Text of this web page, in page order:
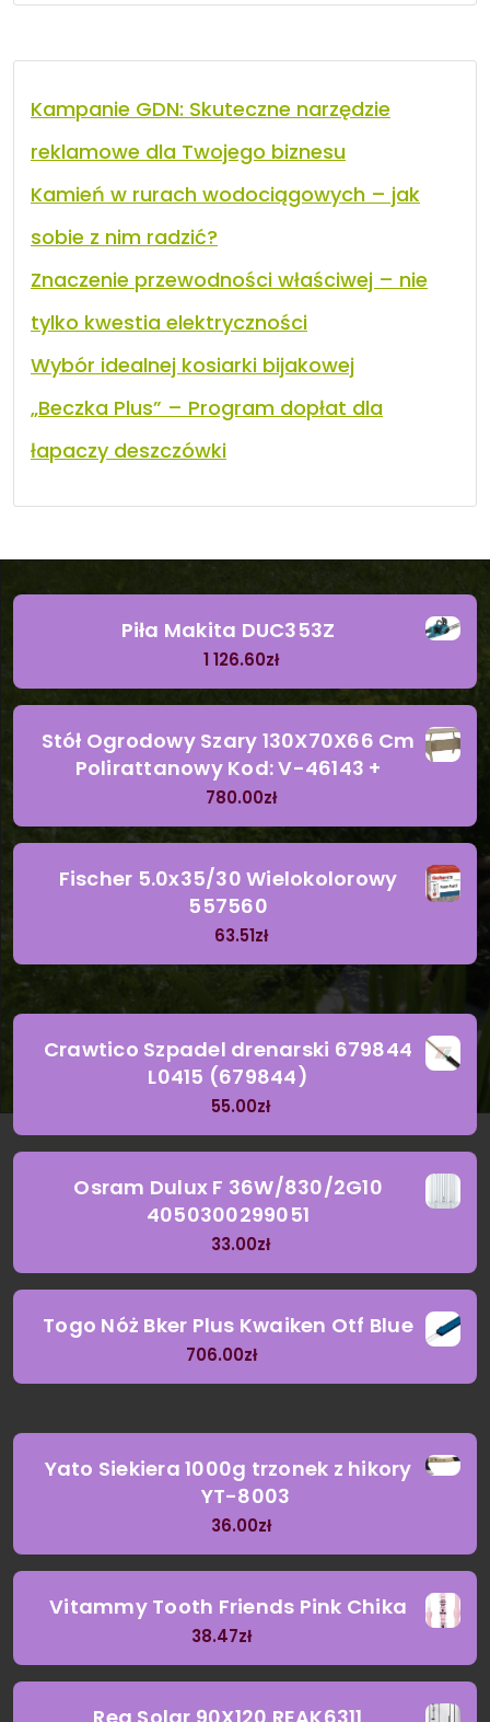
Kampanie GDN: Skuteczne narzędzie
reklamowe dla Twojego biznesu
Kamień w rurach wodociągowych – jak
sobie z nim radzić?
Znaczenie przewodności właściwej – nie
tylko kwestia elektryczności
Wybór idealnej kosiarki bijakowej
„Beczka Plus” – Program dopłat dla
łapaczy deszczówki
Piła Makita DUC353Z
1 126.60zł
Stół Ogrodowy Szary 130X70X66 Cm
Polirattanowy Kod: V-46143 +
780.00zł
Fischer 5.0x35/30 Wielokolorowy
557560
63.51zł
Crawtico Szpadel drenarski 679844
L0415 (679844)
55.00zł
Osram Dulux F 36W/830/2G10
4050300299051
33.00zł
Togo Nóż Bker Plus Kwaiken Otf Blue
706.00zł
Yato Siekiera 1000g trzonek z hikory
YT-8003
36.00zł
Vitammy Tooth Friends Pink Chika
38.47zł